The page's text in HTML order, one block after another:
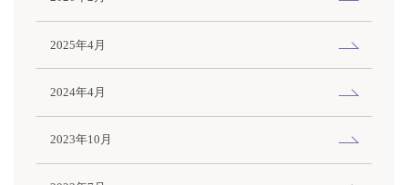
2025年4月
2024年4月
2023年10月